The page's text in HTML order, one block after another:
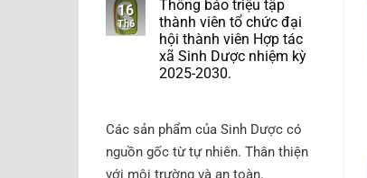
16
Th6
Thông báo triệu tập
thành viên tổ chức đại
hội thành viên Hợp tác
xã Sinh Dược nhiệm kỳ
2025-2030.
Các sản phẩm của Sinh Dược có
nguồn gốc từ tự nhiên. Thân thiện
với môi trường và an toàn.